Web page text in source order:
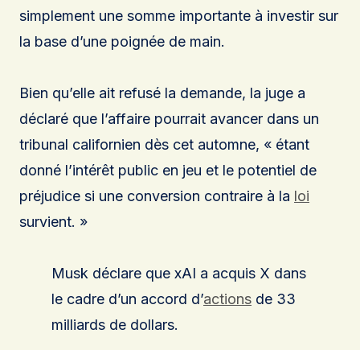
simplement une somme importante à investir sur
la base d’une poignée de main.
Bien qu’elle ait refusé la demande, la juge a
déclaré que l’affaire pourrait avancer dans un
tribunal californien dès cet automne, « étant
donné l’intérêt public en jeu et le potentiel de
préjudice si une conversion contraire à la loi
survient. »
Musk déclare que xAI a acquis X dans
le cadre d’un accord d’actions de 33
milliards de dollars.